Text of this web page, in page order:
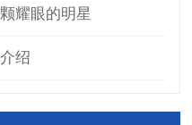
耀眼的明星
绍